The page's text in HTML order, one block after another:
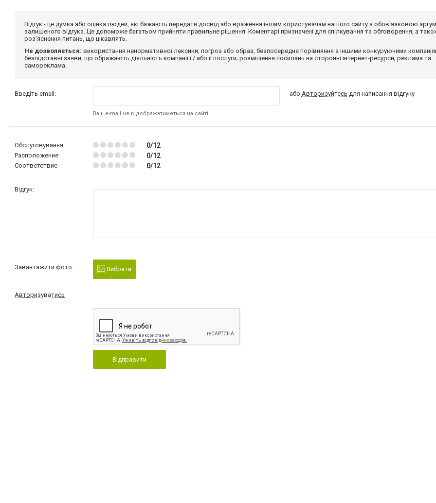
Відгук - це думка або оцінка людей, які бажають передати досвід або враження іншим користувачам нашого сайту з обов'язковою
залишеного відгука. Це допоможе багатьом прийняти правильне рішення. Коментарі призначені для спілкування та обговорення, а
роз'яснення питань, що цікавлять.
Не дозволяється: використання ненормативної лексики, погроз або образ; безпосереднє порівняння з іншими конкуруючими
безпідставні заяви, що ображають діяльність компанії і / або її послуги; розміщення посилань на сторонні інтернет-ресурси; реклама та
самореклама.
Введіть email:
Ваш e-mail не відображатиметься на сайті
або Авторизуйтесь для написання відгуку
Обслуговування 0/12
Расположение 0/12
Соответствие 0/12
Відгук:
Завантажити фото: Вибрати
Авторизуватись
Відправити